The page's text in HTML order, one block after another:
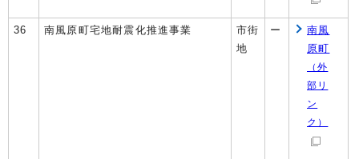
36 南風原町宅地耐震化推進事業
市街
地
ー
南風
原町
（外
部リ
ン
ク）